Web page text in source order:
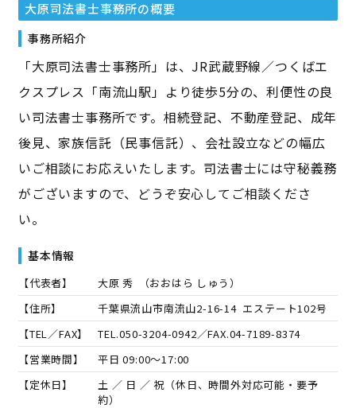
大原司法書士事務所の概要
事務所紹介
「大原司法書士事務所」は、JR武蔵野線／つくばエ
クスプレス「南流山駅」より徒歩5分の、利便性の良
い司法書士事務所です。相続登記、不動産登記、成年
後見、家族信託（民事信託）、会社設立などの幅広
いご相談にお応えいたします。司法書士には守秘義務
がございますので、どうぞ安心してご相談くださ
い。
基本情報
【代表者】 大原 秀 （おおはら しゅう ）
【住所】
千葉県流山市南流山2-16-14 エステート102号
【TEL／FAX】
TEL.050-3204-0942／FAX.04-7189-8374
【営業時間】
平日 09:00～17:00
【定休日】
土 ／ 日 ／ 祝（休日、時間外対応可能・要予
約）